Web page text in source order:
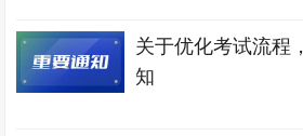
关于优化考试流程
知